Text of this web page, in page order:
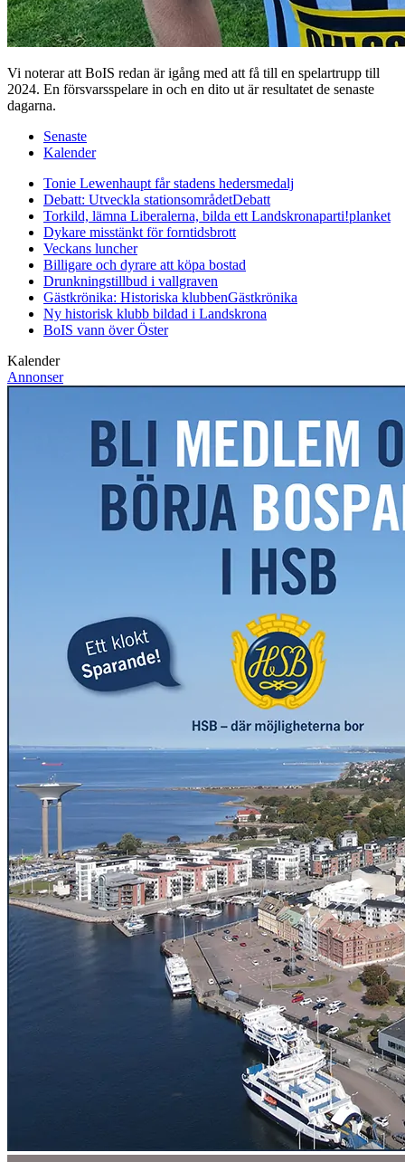
Vi noterar att BoIS redan är igång med att få till en spelartrupp till
2024. En försvarsspelare in och en dito ut är resultatet de senaste
dagarna.
Senaste
Kalender
Tonie Lewenhaupt får stadens hedersmedalj
Debatt: Utveckla stationsområdetDebatt
Torkild, lämna Liberalerna, bilda ett Landskronaparti!planket
Dykare misstänkt för forntidsbrott
Veckans luncher
Billigare och dyrare att köpa bostad
Drunkningstillbud i vallgraven
Gästkrönika: Historiska klubbenGästkrönika
Ny historisk klubb bildad i Landskrona
BoIS vann över Öster
Kalender
Annonser